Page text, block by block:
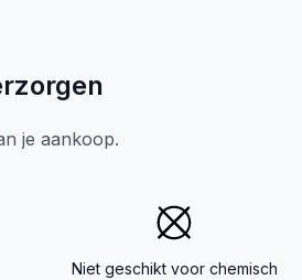
je aankoop.
Niet geschikt voor chemisch